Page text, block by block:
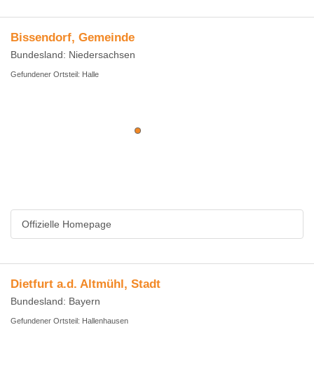
Bissendorf, Gemeinde
Bundesland: Niedersachsen
Gefundener Ortsteil: Halle
Offizielle Homepage
Dietfurt a.d. Altmühl, Stadt
Bundesland: Bayern
Gefundener Ortsteil: Hallenhausen